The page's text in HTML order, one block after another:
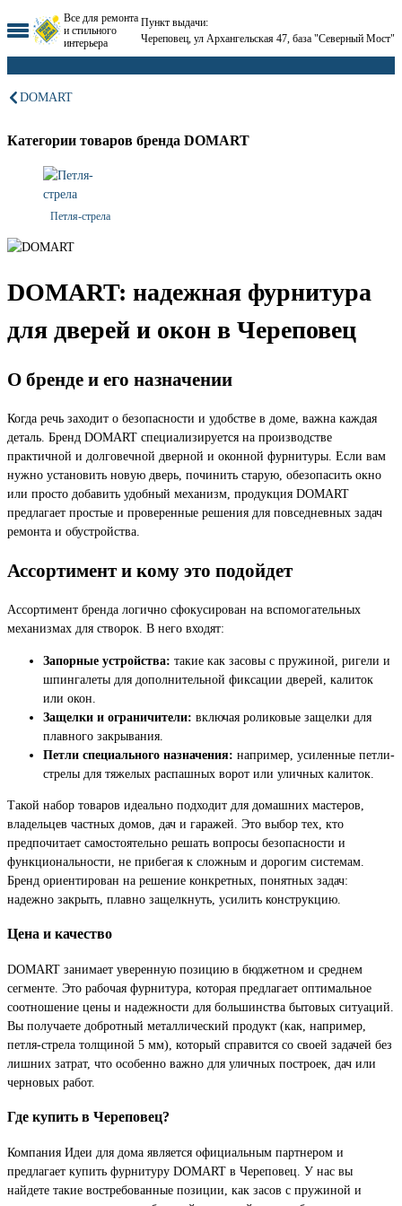
Все для ремонта
и стильного
интерьера
Пункт выдачи:
Череповец, ул Архангельская 47, база "Северный Мост"
DOMART
Категории товаров бренда DOMART
Петля-стрела
DOMART: надежная фурнитура
для дверей и окон в Череповец
О бренде и его назначении
Когда речь заходит о безопасности и удобстве в доме, важна каждая
деталь. Бренд DOMART специализируется на производстве
практичной и долговечной дверной и оконной фурнитуры. Если вам
нужно установить новую дверь, починить старую, обезопасить окно
или просто добавить удобный механизм, продукция DOMART
предлагает простые и проверенные решения для повседневных задач
ремонта и обустройства.
Ассортимент и кому это подойдет
Ассортимент бренда логично сфокусирован на вспомогательных
механизмах для створок. В него входят:
Запорные устройства: такие как засовы с пружиной, ригели и
шпингалеты для дополнительной фиксации дверей, калиток
или окон.
Защелки и ограничители: включая роликовые защелки для
плавного закрывания.
Петли специального назначения: например, усиленные петли-
стрелы для тяжелых распашных ворот или уличных калиток.
Такой набор товаров идеально подходит для домашних мастеров,
владельцев частных домов, дач и гаражей. Это выбор тех, кто
предпочитает самостоятельно решать вопросы безопасности и
функциональности, не прибегая к сложным и дорогим системам.
Бренд ориентирован на решение конкретных, понятных задач:
надежно закрыть, плавно защелкнуть, усилить конструкцию.
Цена и качество
DOMART занимает уверенную позицию в бюджетном и среднем
сегменте. Это рабочая фурнитура, которая предлагает оптимальное
соотношение цены и надежности для большинства бытовых ситуаций.
Вы получаете добротный металлический продукт (как, например,
петля-стрела толщиной 5 мм), который справится со своей задачей без
лишних затрат, что особенно важно для уличных построек, дач или
черновых работ.
Где купить в Череповец?
Компания Идеи для дома является официальным партнером и
предлагает купить фурнитуру DOMART в Череповец. У нас вы
найдете такие востребованные позиции, как засов с пружиной и